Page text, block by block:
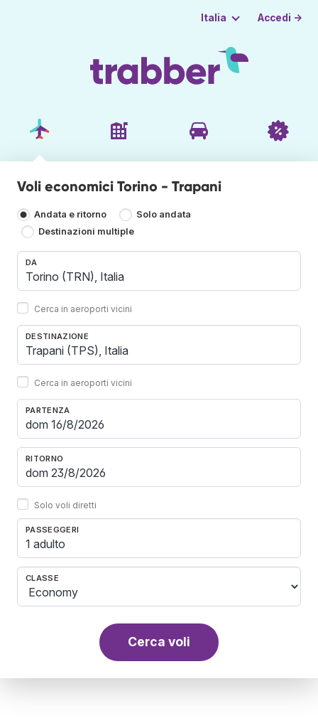
Italia Accedi →
Voli economici Torino - Trapani
Andata e ritorno
Solo andata
Destinazioni multiple
DA
Cerca in aeroporti vicini
DESTINAZIONE
Cerca in aeroporti vicini
PARTENZA
RITORNO
Solo voli diretti
PASSEGGERI
1 adulto
CLASSE
Cerca voli